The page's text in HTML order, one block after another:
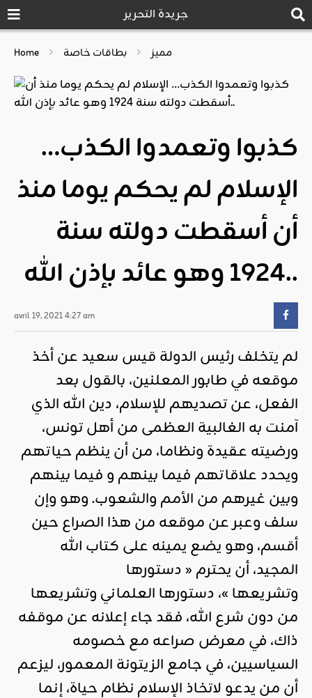
جريدة التحرير
Home مميز بطاقات خاصة
كذبوا وتعمدوا الكذب…
الإسلام لم يحكم يوما منذ
أن أسقطت دولته سنة
1924 وهو عائد بإذن الله..
avril 19, 2021 4:27 am
لم يتخلف رئيس الدولة قيس سعيد عن أخذ
موقعه في طابور المعلنين، بالقول بعد
الفعل، عن تصديهم للإسلام، دين الله الذي
آمنت به الغالبية العظمى من أهل تونس،
ورضيته عقيدة ونظاما، من أن ينظم حياتهم
ويحدد علاقاتهم فيما بينهم و فيما بينهم
وبين غيرهم من الأمم والشعوب. وهو وإن
سلف وعبر عن موقعه من هذا الصراع حين
أقسم، وهو يضع يمينه على كتاب الله
المجيد، أن يحترم « دستورها
وتشريعها »، دستورها العلماني وتشريعها
من دون شرع الله، فقد جاء إعلانه عن موقفه
ذاك، في معرض صراعه مع خصومه
السياسيين، في جامع الزيتونة المعمور، ليزعم
أن من يدعو لاتخاذ الإسلام نظام حياة، إنما